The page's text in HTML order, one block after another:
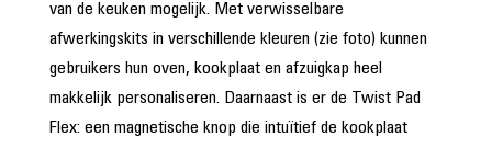
van de keuken mogelijk. Met verwisselbare
afwerkingskits in verschillende kleuren (zie foto) kunnen
gebruikers hun oven, kookplaat en afzuigkap heel
makkelijk personaliseren. Daarnaast is er de Twist Pad
Flex: een magnetische knop die intuïtief de kookplaat